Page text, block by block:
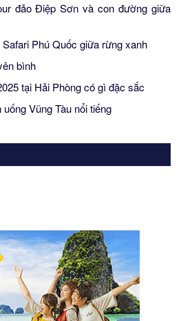
đảo Điệp Sơn và con đường giữa
Phú Quốc giữa rừng xanh
bình
tại Hải Phòng có gì đặc sắc
Vũng Tàu nổi tiếng